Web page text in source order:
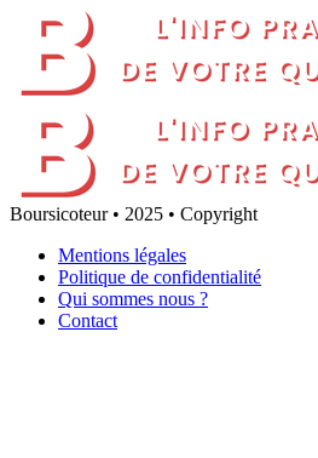
Boursicoteur • 2025 • Copyright
Mentions légales
Politique de confidentialité
Qui sommes nous ?
Contact